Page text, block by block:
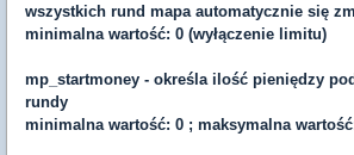
wszystkich rund mapa automatycznie się
minimalna wartość: 0 (wyłączenie limitu)
mp_startmoney - określa ilość pieniędzy
rundy
minimalna wartość: 0 ; maksymalna